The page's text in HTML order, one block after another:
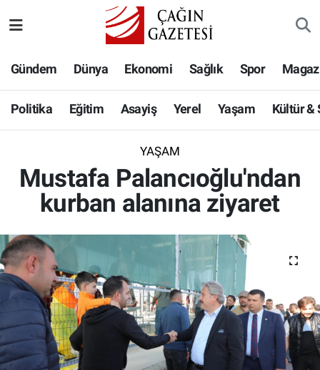
Gündem Dünya Ekonomi Sağlık Spor
Politika Eğitim Asayiş Yerel Yaşam Kültür &
YAŞAM
Mustafa Palancıoğlu'ndan
kurban alanına ziyaret
Eğitim
Asayiş
Yaşam
Kültür & Sanat
Bilim-Teknoloji
Köşe Yazıları
Röportaj
Hava Durumu
Namaz Vakitleri
Süper Lig Puan Durumu ve Fikstür
Tüm Manşetler
Son Dakika Haberleri
Haber Arşivi